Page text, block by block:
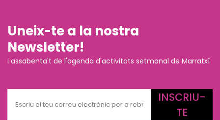
Uneix-te a la nostra
Newsletter!
i assabenta't de l'agenda d'activitats setmanal de Marratxí
INSCRIU-
TE